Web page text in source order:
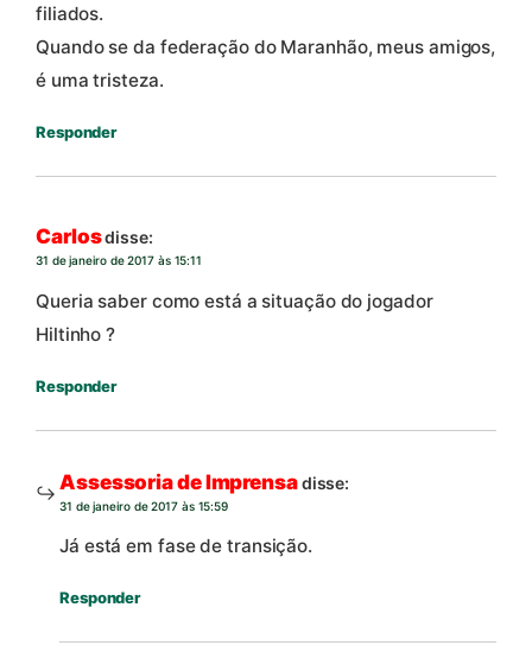
filiados.
Quando se da federação do Maranhão, meus amigos,
é uma tristeza.
Responder
Carlosdisse:
31 de janeiro de 2017 às 15:11
Queria saber como está a situação do jogador
Hiltinho ?
Responder
Assessoria de Imprensadisse:
31 de janeiro de 2017 às 15:59
Já está em fase de transição.
Responder